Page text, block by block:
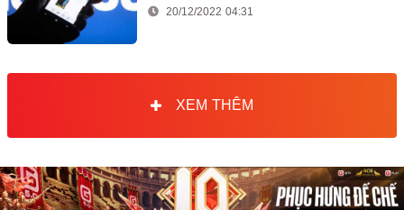
20/12/2022 04:31
XEM THÊM